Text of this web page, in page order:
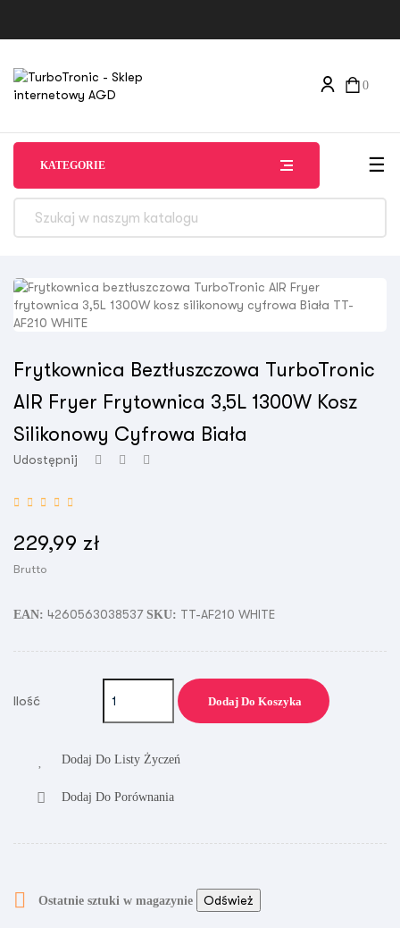
0
KATEGORIE ☰
Frytkownica Beztłuszczowa TurboTronic
AIR Fryer Frytownica 3,5L 1300W Kosz
Silikonowy Cyfrowa Biała
Udostępnij
229,99 zł
Brutto
EAN: 4260563038537 SKU: TT-AF210 WHITE
Ilość Dodaj Do Koszyka
Dodaj Do Listy Życzeń
Dodaj Do Porównania
 Ostatnie sztuki w magazynie